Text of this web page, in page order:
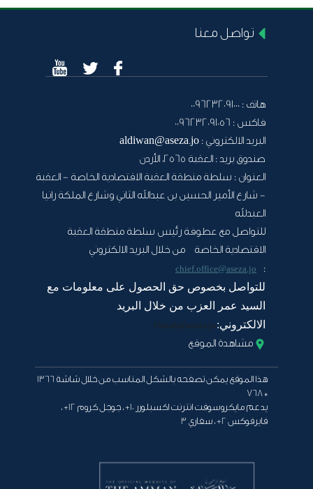
تواصل معنا
هاتف : 0096232091000
فاكس : 0096232091056
البريد الالكتروني : aldiwan@aseza.jo
صندوق بريد : العقبة 2565، الأردن
العنوان : سلطة منطقة العقبة الاقتصادية الخاصة - العقبة
- شارع الأمير الحسين بن عبدالله الثاني وشارع الملكة رانيا
العبدلله
للتواصل مع عطوفة رئيس سلطة منطقة العقبة
الاقتصادية الخاصة من خلال البريد الالكتروني
:
chief.office@aseza.jo
للتواصل بخصوص حق الحصول على معلومات مع
السيد عمر العزب من خلال البريد
الالكتروني:Oazab@aseza.jo
مشاهدة الموقع
هذا الموقع يمكن تصفحه بالشكل المناسب من خلال شاشة 1366
* 768
يدعم مايكروسوفت انترنت اكسبلورر 10+ ، جوجل كروم 12+ ،
فايرفوكس 2+ ، سفاري 3